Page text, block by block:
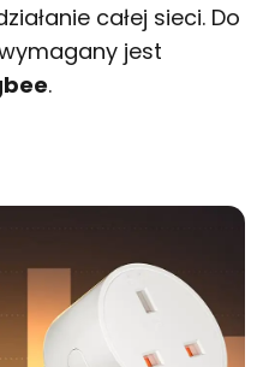
całej sieci. Do
jest
.